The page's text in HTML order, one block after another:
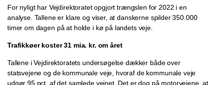
For nyligt har Vejdirektoratet opgjort trængslen for 2022 i en
analyse. Tallene er klare og viser, at danskerne spilder 350.000
timer om dagen på at holde i kø på landets veje.
Trafikkøer koster 31 mia. kr. om året
Tallene i Vejdirektoratets undersøgelse dækker både over
statsvejene og de kommunale veje, hvoraf de kommunale veje
udgør 95 pct. af det samlede vejnet. Det er dog på motorvejene, at